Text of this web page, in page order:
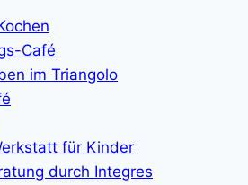
Café
im Triangolo
für Kinder
durch Integres